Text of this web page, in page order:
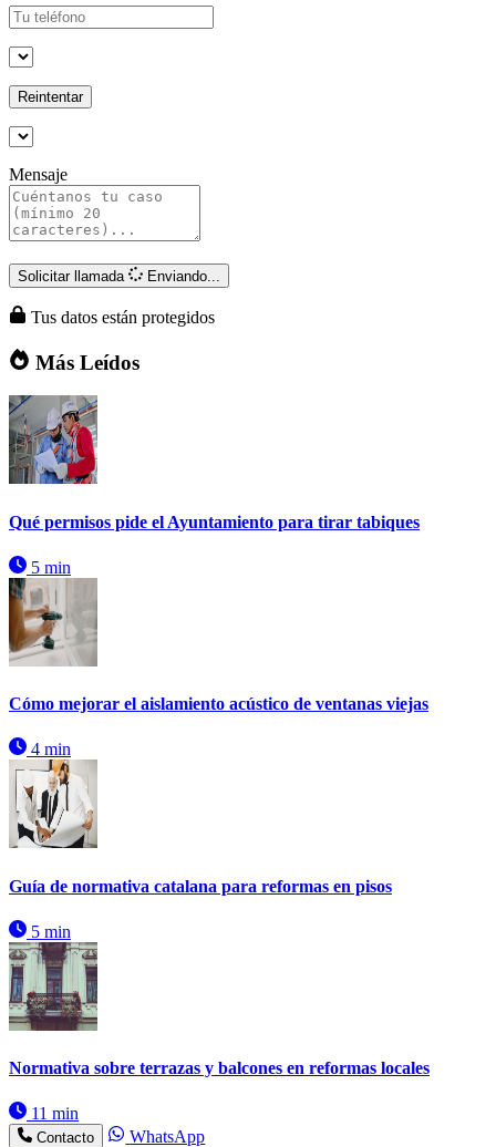
Reintentar
Mensaje
Solicitar llamada Enviando...
Tus datos están protegidos
Más Leídos
Qué permisos pide el Ayuntamiento para tirar tabiques
5 min
Cómo mejorar el aislamiento acústico de ventanas viejas
4 min
Guía de normativa catalana para reformas en pisos
5 min
Normativa sobre terrazas y balcones en reformas locales
11 min
Contacto
WhatsApp